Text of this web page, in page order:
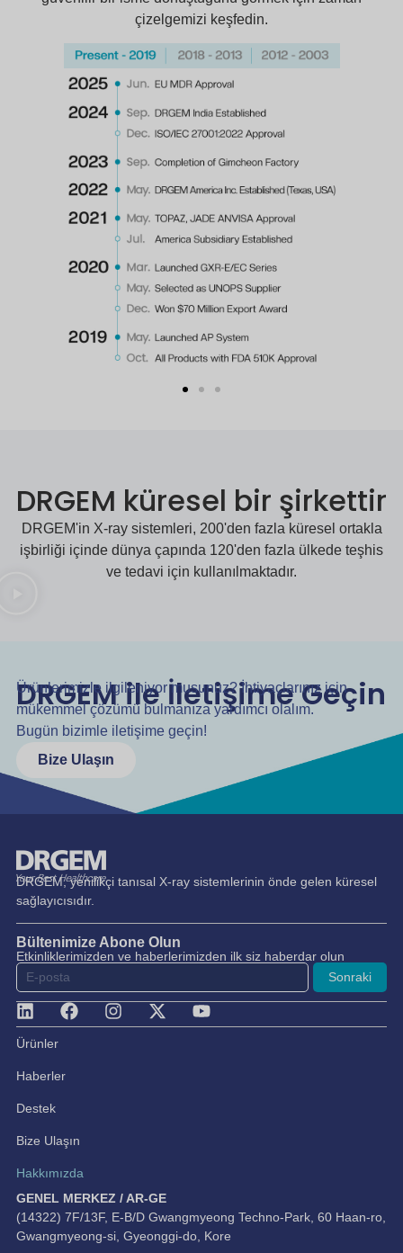
çizelgemizi keşfedin.
DRGEM küresel bir şirkettir
DRGEM'in X-ray sistemleri, 200'den fazla küresel ortakla
işbirliği içinde dünya çapında 120'den fazla ülkede teşhis
ve tedavi için kullanılmaktadır.
DRGEM ile İletişime Geçin
Ürünlerimizle ilgileniyor musunuz? İhtiyaçlarınız için
mükemmel çözümü bulmanıza yardımcı olalım.
Bugün bizimle iletişime geçin!
Bize Ulaşın
DRGEM, yenilikçi tanısal X-ray sistemlerinin önde gelen küresel
sağlayıcısıdır.
Bültenimize Abone Olun
Etkinliklerimizden ve haberlerimizden ilk siz haberdar olun
Sonraki
Ürünler
Haberler
Destek
Bize Ulaşın
Hakkımızda
GENEL MERKEZ / AR-GE
(14322) 7F/13F, E-B/D Gwangmyeong Techno-Park, 60 Haan-ro,
Gwangmyeong-si, Gyeonggi-do, Kore